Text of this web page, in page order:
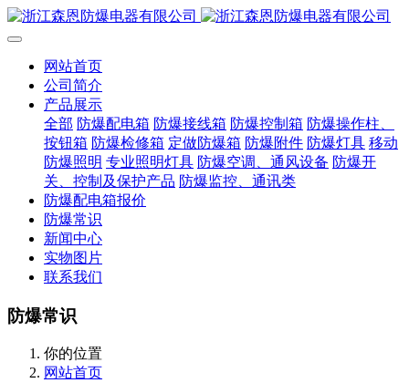
网站首页
公司简介
产品展示
全部 防爆配电箱 防爆接线箱 防爆控制箱 防爆操作柱、
按钮箱 防爆检修箱 定做防爆箱 防爆附件 防爆灯具 移动
防爆照明 专业照明灯具 防爆空调、通风设备 防爆开
关、控制及保护产品 防爆监控、通讯类
防爆配电箱报价
防爆常识
新闻中心
实物图片
联系我们
防爆常识
你的位置
网站首页